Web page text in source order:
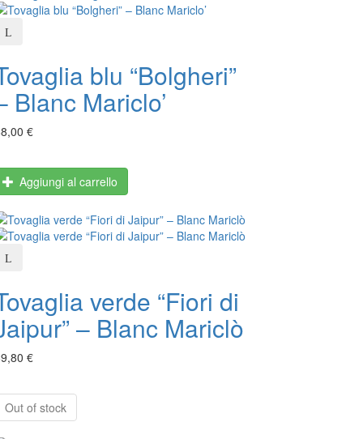
blu “Bolgheri”
Blanc Mariclo’
€
Aggiungi al carrello
verde “Fiori di
– Blanc Mariclò
€
Out of stock